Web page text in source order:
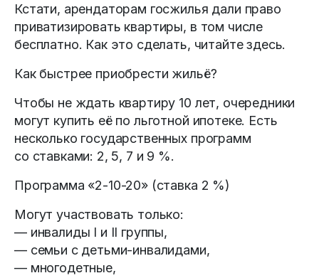
Кстати, арендаторам госжилья дали право
приватизировать квартиры, в том числе
бесплатно. Как это сделать, читайте здесь.
Как быстрее приобрести жильё?
Чтобы не ждать квартиру 10 лет, очередники
могут купить её по льготной ипотеке. Есть
несколько государственных программ
со ставками: 2, 5, 7 и 9 %.
Программа «2-10-20» (ставка 2 %)
Могут участвовать только:
— инвалиды I и II группы,
— семьи с детьми-инвалидами,
— многодетные,